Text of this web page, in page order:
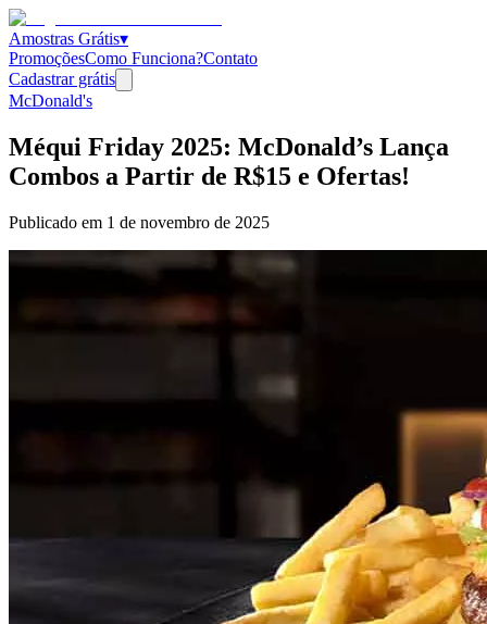
Amostras Grátis▾
PromoçõesComo Funciona?Contato
Cadastrar grátis
McDonald's
Méqui Friday 2025: McDonald’s Lança
Combos a Partir de R$15 e Ofertas!
Publicado em 1 de novembro de 2025